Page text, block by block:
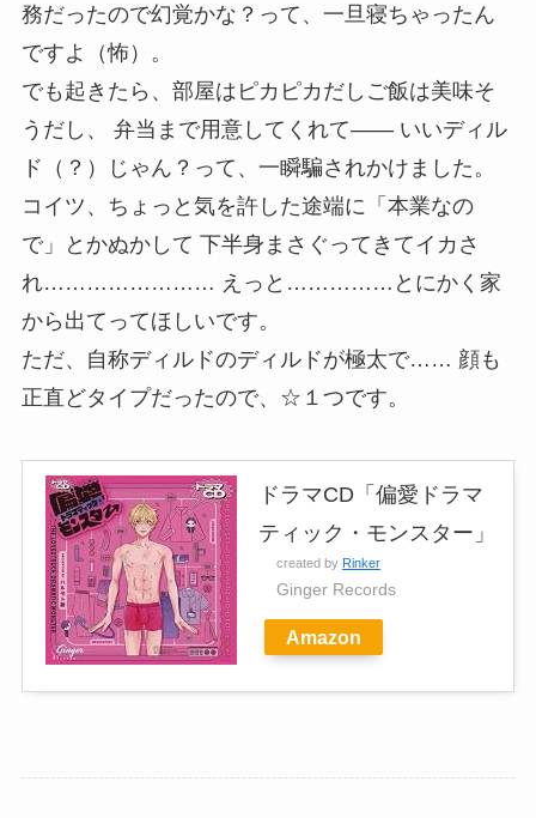
務だったので幻覚かな？って、一旦寝ちゃったん
ですよ（怖）。
でも起きたら、部屋はピカピカだしご飯は美味そ
うだし、 弁当まで用意してくれて―― いいディル
ド（？）じゃん？って、一瞬騙されかけました。
コイツ、ちょっと気を許した途端に「本業なの
で」とかぬかして 下半身まさぐってきてイカさ
れ…………………… えっと……………とにかく家
から出てってほしいです。
ただ、自称ディルドのディルドが極太で…… 顔も
正直どタイプだったので、☆１つです。
ドラマCD「偏愛ドラマ
ティック・モンスター」
created by Rinker
Ginger Records
Amazon